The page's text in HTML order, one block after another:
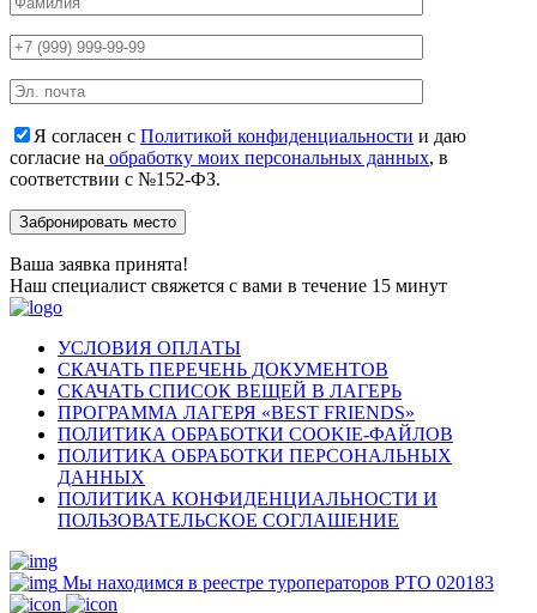
Я согласен с Политикой конфиденциальности и даю
согласие на обработку моих персональных данных, в
соответствии с №152-ФЗ.
Ваша заявка принята!
Наш специалист свяжется с вами в течение 15 минут
УСЛОВИЯ ОПЛАТЫ
СКАЧАТЬ ПЕРЕЧЕНЬ ДОКУМЕНТОВ
СКАЧАТЬ СПИСОК ВЕЩЕЙ В ЛАГЕРЬ
ПРОГРАММА ЛАГЕРЯ «BEST FRIENDS»
ПОЛИТИКА ОБРАБОТКИ COOKIE-ФАЙЛОВ
ПОЛИТИКА ОБРАБОТКИ ПЕРСОНАЛЬНЫХ
ДАННЫХ
ПОЛИТИКА КОНФИДЕНЦИАЛЬНОСТИ И
ПОЛЬЗОВАТЕЛЬСКОЕ СОГЛАШЕНИЕ
Мы находимся в реестре туроператоров РТО 020183